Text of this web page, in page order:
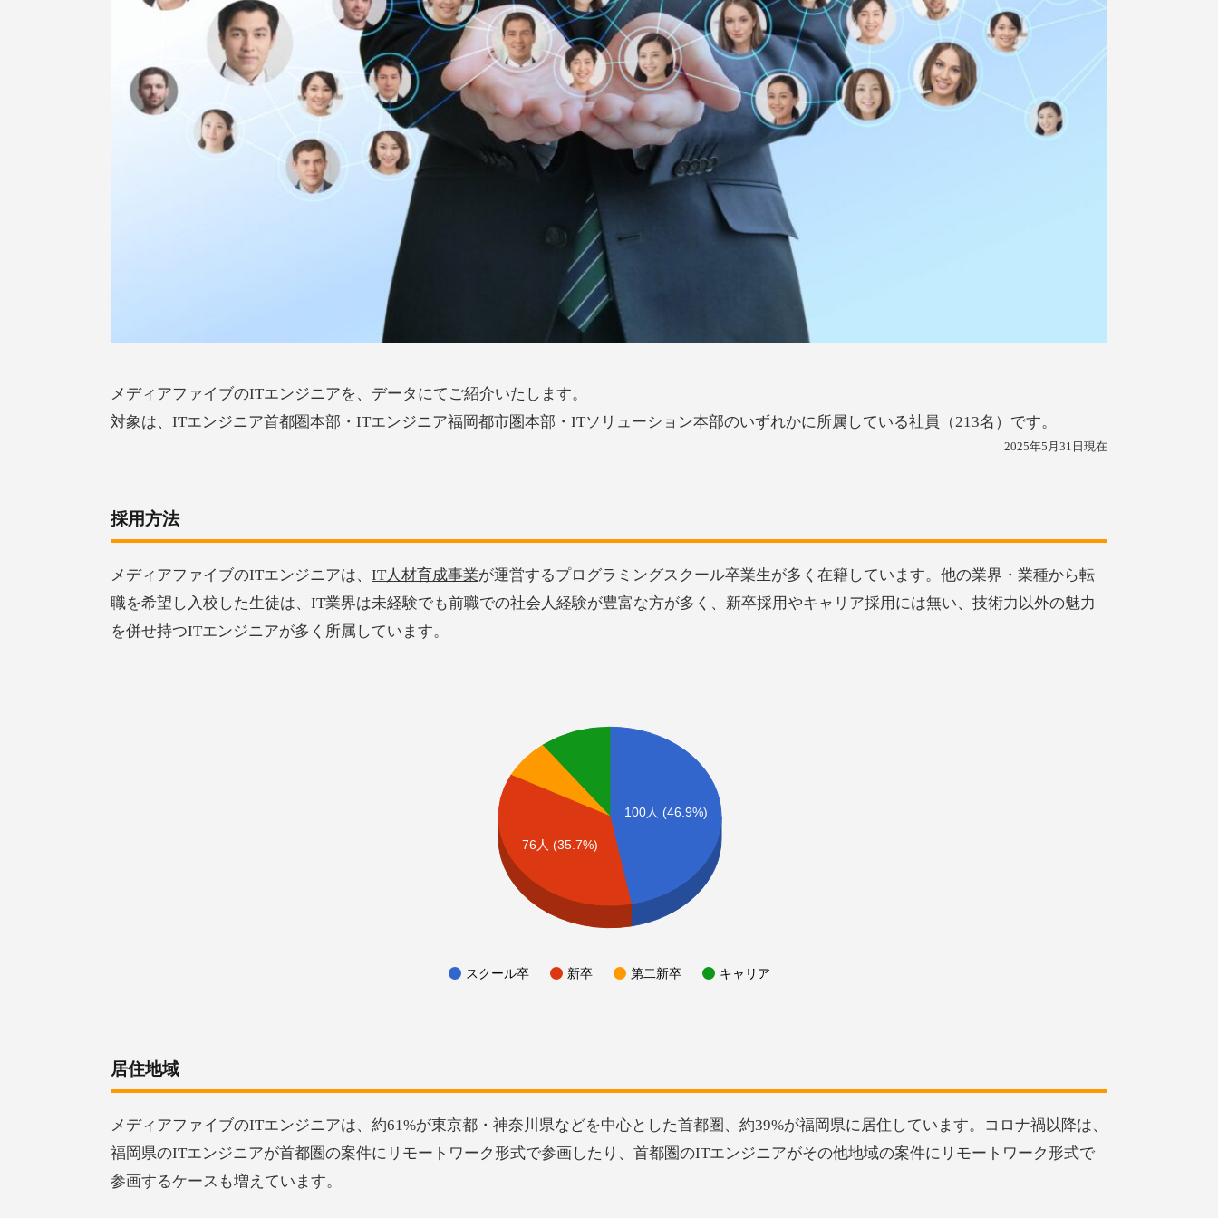
メディアファイブのITエンジニアを、データにてご紹介いたします。
対象は、ITエンジニア首都圏本部・ITエンジニア福岡都市圏本部・ITソリューション本部のいずれかに所属している社員（213名）です。
2025年5月31日現在
採用方法
メディアファイブのITエンジニアは、 IT人材育成事業が運営するプログラミングスクール卒業生が多く在籍しています。他の業界・業種から転
職を希望し入校した生徒は、IT業界は未経験でも前職での社会人経験が豊富な方が多く、新卒採用やキャリア採用には無い、技術力以外の魅力
を併せ持つITエンジニアが多く所属しています。
スクール卒 新卒 第二新卒 キャリア
100人 (46.9%)
76人 (35.7%)
居住地域
メディアファイブのITエンジニアは、約61%が東京都・神奈川県などを中心とした首都圏、約39%が福岡県に居住しています。コロナ禍以降は、
福岡県のITエンジニアが首都圏の案件にリモートワーク形式で参画したり、首都圏のITエンジニアがその他地域の案件にリモートワーク形式で
参画するケースも増えています。